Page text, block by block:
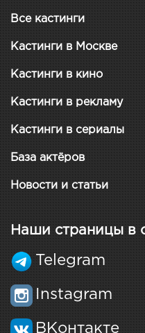
Все кастинги
Кастинги в Москве
Кастинги в кино
Кастинги в рекламу
Кастинги в сериалы
База актёров
Новости и статьи
Наши страницы в
Telegram
Instagram
ВКонтакте